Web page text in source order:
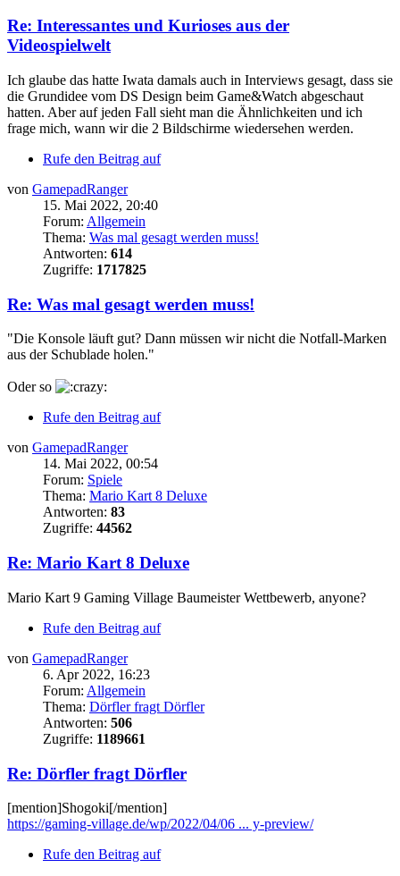
Re: Interessantes und Kurioses aus der
Videospielwelt
Ich glaube das hatte Iwata damals auch in Interviews gesagt, dass sie
die Grundidee vom DS Design beim Game&Watch abgeschaut
hatten. Aber auf jeden Fall sieht man die Ähnlichkeiten und ich
frage mich, wann wir die 2 Bildschirme wiedersehen werden.
Rufe den Beitrag auf
von GamepadRanger
15. Mai 2022, 20:40
Forum: Allgemein
Thema: Was mal gesagt werden muss!
Antworten: 614
Zugriffe: 1717825
Re: Was mal gesagt werden muss!
"Die Konsole läuft gut? Dann müssen wir nicht die Notfall-Marken
aus der Schublade holen."
Oder so
Rufe den Beitrag auf
von GamepadRanger
14. Mai 2022, 00:54
Forum: Spiele
Thema: Mario Kart 8 Deluxe
Antworten: 83
Zugriffe: 44562
Re: Mario Kart 8 Deluxe
Mario Kart 9 Gaming Village Baumeister Wettbewerb, anyone?
Rufe den Beitrag auf
von GamepadRanger
6. Apr 2022, 16:23
Forum: Allgemein
Thema: Dörfler fragt Dörfler
Antworten: 506
Zugriffe: 1189661
Re: Dörfler fragt Dörfler
[mention]Shogoki[/mention]
https://gaming-village.de/wp/2022/04/06 ... y-preview/
Rufe den Beitrag auf